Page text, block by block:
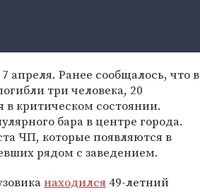
апреля. Ранее сообщалось, что в
три человека, 20
в критическом состоянии.
бара в центре города.
ЧП, которые появляются в
рядом с заведением.
находился 49-летний